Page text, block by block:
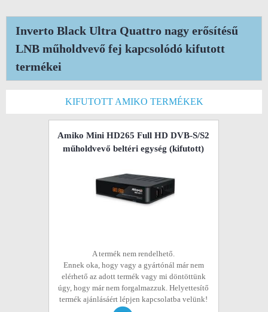
Inverto Black Ultra Quattro nagy erősítésű
LNB műholdvevő fej kapcsolódó kifutott
termékei
KIFUTOTT AMIKO TERMÉKEK
Amiko Mini HD265 Full HD DVB-S/S2
műholdvevő beltéri egység (kifutott)
A termék nem rendelhető.
Ennek oka, hogy vagy a gyártónál már nem
elérhető az adott termék vagy mi döntöttünk
úgy, hogy már nem forgalmazzuk. Helyettesítő
termék ajánlásáért lépjen kapcsolatba velünk!